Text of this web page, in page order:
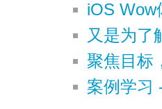
iOS Wow
又是为了
聚焦目标
案例学习